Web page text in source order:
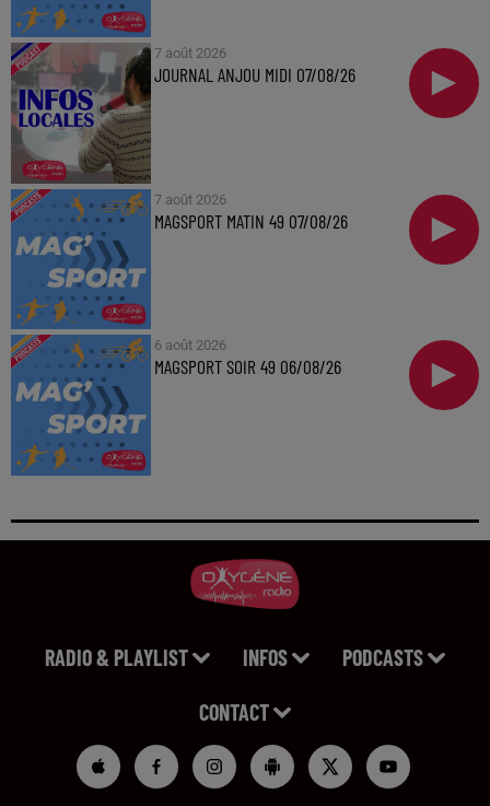
7 août 2026
JOURNAL ANJOU MIDI 07/08/26
7 août 2026
MAGSPORT MATIN 49 07/08/26
6 août 2026
MAGSPORT SOIR 49 06/08/26
RADIO & PLAYLIST INFOS PODCASTS
CONTACT